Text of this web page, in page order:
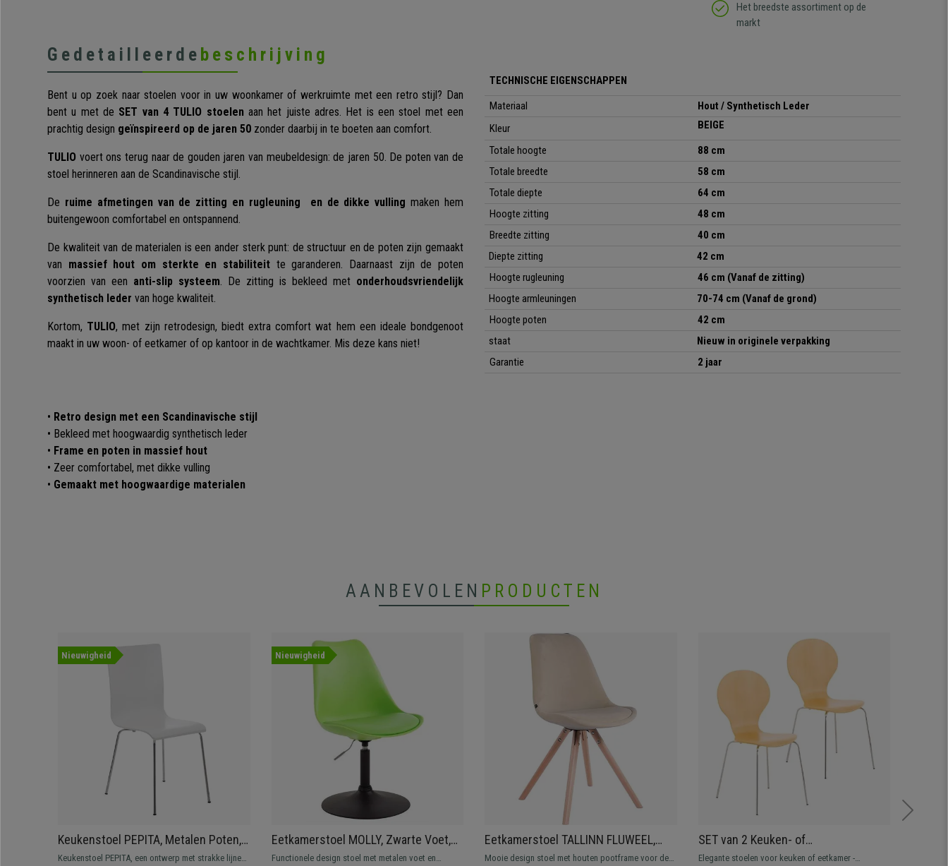
Het breedste assortiment op de
markt
Gedetailleerde beschrijving
Bent u op zoek naar stoelen voor in uw woonkamer of werkruimte met een retro stijl? Dan
bent u met de SET van 4 TULIO stoelenaan het juiste adres. Het is een stoel met een
prachtig design geïnspireerd op de jaren 50 zonder daarbij in te boeten aan comfort.
TULIO voert ons terug naar de gouden jaren van meubeldesign: de jaren 50. De poten van de
stoel herinneren aan de Scandinavische stijl.
De ruime afmetingen van de zitting en rugleuning en de dikke vulling maken hem
buitengewoon comfortabel en ontspannend.
De kwaliteit van de materialen is een ander sterk punt: de structuur en de poten zijn gemaakt
van massief hout om sterkte en stabiliteit te garanderen. Daarnaast zijn de poten
voorzien van een anti-slip systeem. De zitting is bekleed met onderhoudsvriendelijk
synthetisch leder van hoge kwaliteit.
Kortom, TULIO, met zijn retrodesign, biedt extra comfort wat hem een ideale bondgenoot
maakt in uw woon- of eetkamer of op kantoor in de wachtkamer. Mis deze kans niet!
• Retro design met een Scandinavische stijl
• Bekleed met hoogwaardig synthetisch leder
• Frame en poten in massief hout
• Zeer comfortabel, met dikke vulling
• Gemaakt met hoogwaardige materialen
TECHNISCHE EIGENSCHAPPEN
Materiaal
Hout / Synthetisch Leder
Kleur
BEIGE
Totalehoogte
88 cm
Totale breedte
58 cm
Totale diepte
64 cm
Hoogte zitting
48 cm
Breedte zitting
40 cm
Diepte zitting
42 cm
Hoogte rugleuning
46 cm (Vanaf de zitting)
Hoogte armleuningen
70-74 cm (Vanaf de grond)
Hoogte poten
42 cm
staat
Nieuw in originele verpakking
Garantie
2 jaar
AANBEVOLEN PRODUCTEN
Nieuwigheid
Keukenstoel PEPITA, Metalen Poten,
Houten Zitting en Rugleuning, Kleur
Keukenstoel PEPITA, een ontwerp met strakke lijnen,
Nieuwigheid
Eetkamerstoel MOLLY, Zwarte Voet,
Frame uit Kunststof en Groen Leder
Functionele design stoel met metalen voet en
Eetkamerstoel TALLINN FLUWEEL,
Exclusief Ontwerp, Lichthouten
Mooie design stoel met houten pootframe voor de
SET van 2 Keuken- of
Eetkamerstoelen CARLO,
Elegante stoelen voor keuken of eetkamer -